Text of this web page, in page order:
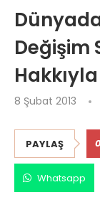
Değişim
8 Şubat 2013
PAYLAŞ 0
Whatsapp